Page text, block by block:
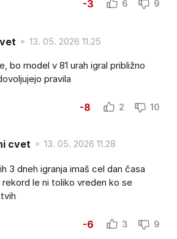
-3 6 9
13. 05. 2026 11.25
bo model v 81 urah igral približno
pravila
-8 2 10
cvet 13. 05. 2026 11.28
3 dneh igranja imaš cel dan časa
le ni toliko vreden ko se
-6 3 9